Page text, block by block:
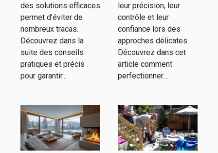
des solutions efficaces
permet d’éviter de
nombreux tracas.
Découvrez dans la
suite des conseils
pratiques et précis
pour garantir...
leur précision, leur
contrôle et leur
confiance lors des
approches délicates.
Découvrez dans cet
article comment
perfectionner...